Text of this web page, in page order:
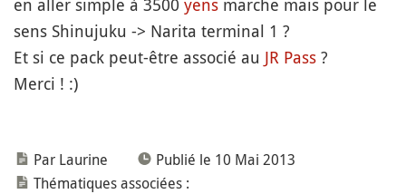
en aller simple à 3500 yens marche mais pour le
sens Shinujuku -> Narita terminal 1 ?
Et si ce pack peut-être associé au JR Pass ?
Merci ! :)
Par Laurine
Publié le 10 Mai 2013
Thématiques associées :